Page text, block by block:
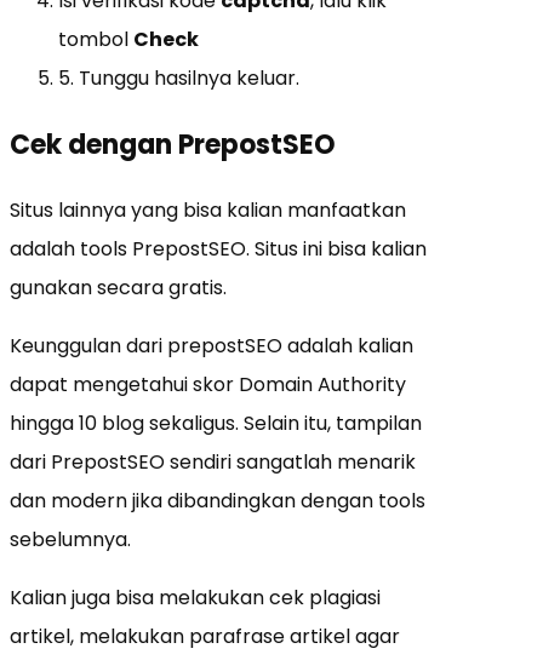
tombol Check
5. Tunggu hasilnya keluar.
Cek dengan PrepostSEO
Situs lainnya yang bisa kalian manfaatkan
adalah tools PrepostSEO. Situs ini bisa kalian
gunakan secara gratis.
Keunggulan dari prepostSEO adalah kalian
dapat mengetahui skor Domain Authority
hingga 10 blog sekaligus. Selain itu, tampilan
dari PrepostSEO sendiri sangatlah menarik
dan modern jika dibandingkan dengan tools
sebelumnya.
Kalian juga bisa melakukan cek plagiasi
artikel, melakukan parafrase artikel agar